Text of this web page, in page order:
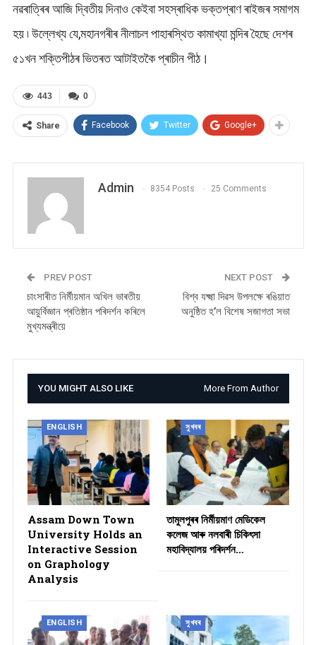
নৱৰাত্ৰিৰ আজি দ্বিতীয় দিনাও কেইবা সহস্ৰাধিক ভক্তপ্ৰাণ ৰাইজৰ সমাগম
হয় ৷ উল্লেখ্য যে,মহানগৰীৰ নীলাচল পাহাৰস্থিত কামাখ্যা মন্দিৰ হৈছে দেশৰ
৫১খন শক্তিপীঠৰ ভিতৰত আটাইতকৈ প্ৰাচীন পীঠ।
0
443
Share Facebook Twitter Google+
Admin 8354 Posts 25 Comments
PREV POST
চাংসাৰীত নিৰ্মীয়মান অখিল ভাৰতীয়
আয়ুৰ্বিজ্ঞান প্ৰতিষ্ঠান পৰিদৰ্শন কৰিলে
মুখ্যমন্ত্ৰীয়ে
NEXT POST
বিশ্ব যক্ষ্মা দিৱস উপলক্ষে ৰঙিয়াত
অনুষ্ঠিত হ’ল বিশেষ সজাগতা সভা
YOU MIGHT ALSO LIKE More From Author
ENGLISH
Assam Down Town
University Holds an
Interactive Session
on Graphology
Analysis
সুখবৰ
তামুলপুৰৰ নিৰ্মীয়মাণ মেডিকেল
কলেজ আৰু নলবাৰী চিকিৎসা
মহাবিদ্যালয় পৰিদৰ্শন…
ENGLISH সুখবৰ